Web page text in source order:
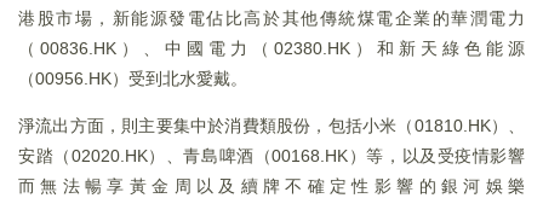
港股市場，新能源發電佔比高於其他傳統煤電企業的華潤電力
（00836.HK）、中國電力（02380.HK）和新天綠色能源
（00956.HK）受到北水愛戴。
淨流出方面，則主要集中於消費類股份，包括小米（01810.HK）、
安踏（02020.HK）、青島啤酒（00168.HK）等，以及受疫情影響
而無法暢享黃金周以及續牌不確定性影響的銀河娛樂